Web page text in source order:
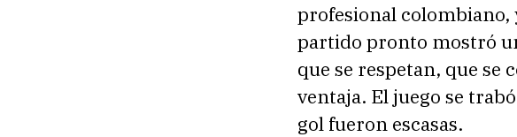
profesional colombiano,
partido pronto mostró
que se respetan, que se
ventaja. El juego se
gol fueron escasas.